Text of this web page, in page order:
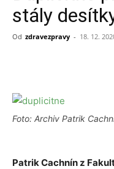
stály
Od zdravezpravy - 18. 12.
Foto: Archiv Patrik
Patrik Cachnín z